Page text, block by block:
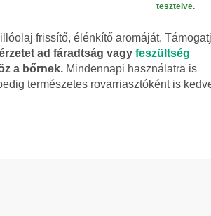
tesztelve.
frissítő, élénkítő aromáját.
ad fáradtság vagy feszültség
a bőrnek. Mindennapi használatra is
természetes rovarriasztóként is